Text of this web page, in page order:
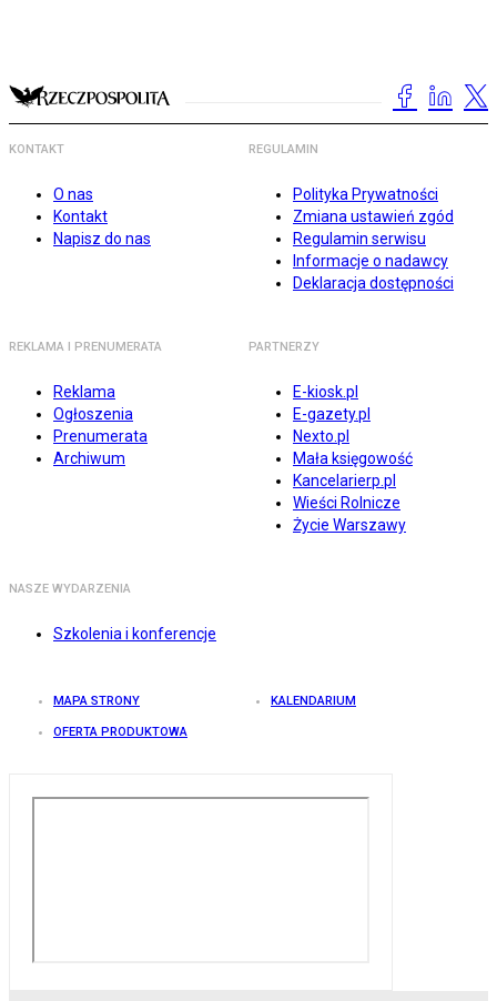
KONTAKT
O nas
Kontakt
Napisz do nas
REGULAMIN
Polityka Prywatności
Zmiana ustawień zgód
Regulamin serwisu
Informacje o nadawcy
Deklaracja dostępności
REKLAMA I PRENUMERATA
Reklama
Ogłoszenia
Prenumerata
Archiwum
PARTNERZY
E-kiosk.pl
E-gazety.pl
Nexto.pl
Mała księgowość
Kancelarierp.pl
Wieści Rolnicze
Życie Warszawy
NASZE WYDARZENIA
Szkolenia i konferencje
MAPA STRONY KALENDARIUM
OFERTA PRODUKTOWA